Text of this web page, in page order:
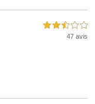
2,5 étoiles sur 5
47 avis